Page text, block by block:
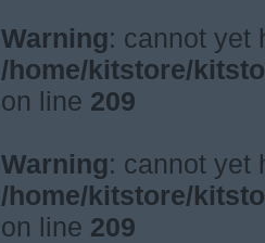
Warning: cannot yet
/home/kitstore/
on line 209
Warning: cannot yet
/home/kitstore/
on line 209